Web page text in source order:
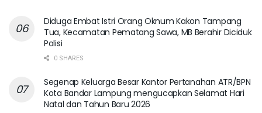
Diduga Embat Istri Orang Oknum Kakon Tampang
Tua, Kecamatan Pematang Sawa, MB Berahir Diciduk
Polisi
0 SHARES
Segenap Keluarga Besar Kantor Pertanahan ATR/BPN
Kota Bandar Lampung mengucapkan Selamat Hari
Natal dan Tahun Baru 2026